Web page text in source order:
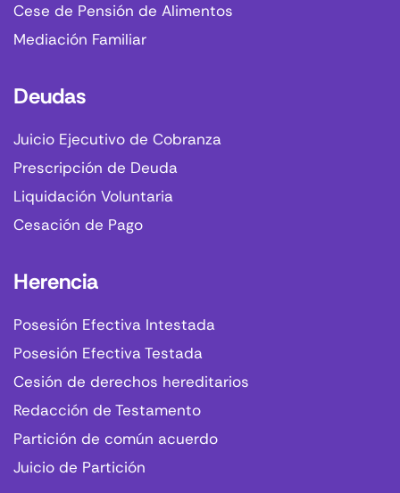
Cese de Pensión de Alimentos
Mediación Familiar
Deudas
Juicio Ejecutivo de Cobranza
Prescripción de Deuda
Liquidación Voluntaria
Cesación de Pago
Herencia
Posesión Efectiva Intestada
Posesión Efectiva Testada
Cesión de derechos hereditarios
Redacción de Testamento
Partición de común acuerdo
Juicio de Partición